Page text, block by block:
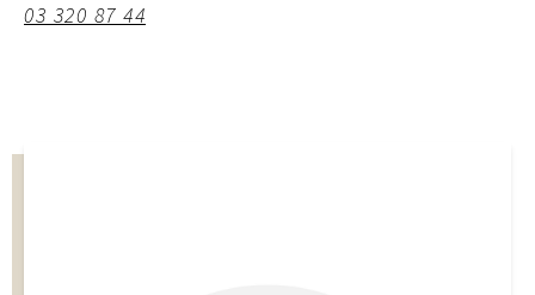
03 320 87 44